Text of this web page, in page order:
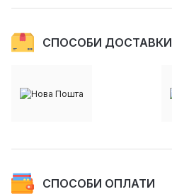
СПОСОБИ ДОСТАВКИ
СПОСОБИ ОПЛАТИ